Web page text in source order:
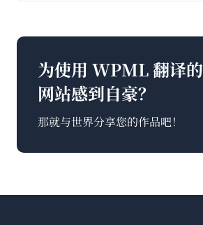
为使用 WPML 翻译的
网站感到自豪？
那就与世界分享您的作品吧！